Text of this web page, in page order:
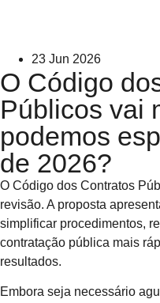
23 Jun 2026
O Código
Públicos vai
podemos
de 2026?
O Código dos Contratos
revisão. A proposta
simplificar procedimentos,
contratação pública mais
resultados.
Embora seja necessário